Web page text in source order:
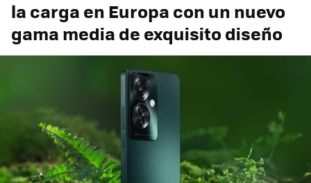
la carga en Europa con un nuevo
gama media de exquisito diseño